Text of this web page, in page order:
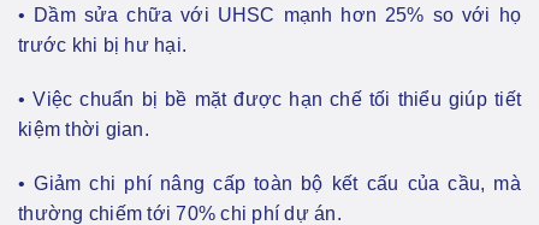
• Dầm sửa chữa với UHSC mạnh hơn 25% so với họ
trước khi bị hư hại.
• Việc chuẩn bị bề mặt được hạn chế tối thiểu giúp tiết
kiệm thời gian.
• Giảm chi phí nâng cấp toàn bộ kết cấu của cầu, mà
thường chiếm tới 70% chi phí dự án.